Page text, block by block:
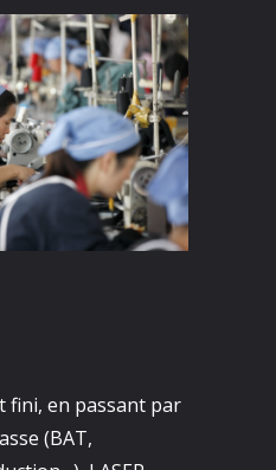
fini, en passant par
(BAT,